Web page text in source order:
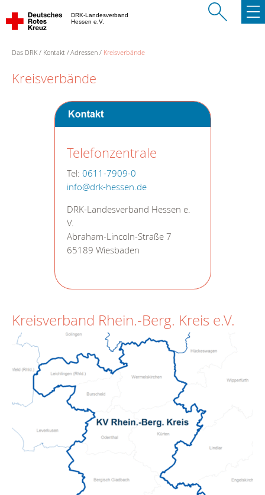
DRK-Landesverband
Hessen e.V.
Das DRK Kontakt Adressen Kreisverbände
Kreisverbände
Telefonzentrale
Tel: 0611-7909-0
info@drk-hessen.de
DRK-Landesverband Hessen e.
V.
Abraham-Lincoln-Straße 7
65189 Wiesbaden
Kreisverband Rhein.-Berg. Kreis e.V.